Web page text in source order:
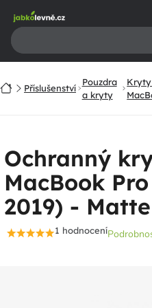
obsah
DomůPříslušenství
Pouzdra
a kryty
Ochranný
MacBook
2019) -
Průměrné
1 hodnocení